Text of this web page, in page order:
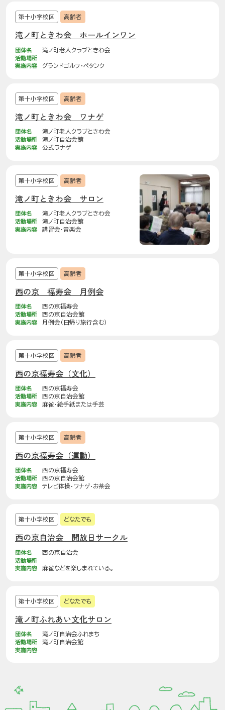
第十小学校区 高齢者
滝ノ町ときわ会 ホールインワン
団体名
滝ノ町老人クラブときわ会
活動場所
実施内容
グランドゴルフ・ペタンク
第十小学校区 高齢者
滝ノ町ときわ会 ワナゲ
団体名
滝ノ町老人クラブときわ会
活動場所
滝ノ町自治会館
実施内容
公式ワナゲ
第十小学校区 高齢者
滝ノ町ときわ会 サロン
団体名
滝ノ町老人クラブときわ会
活動場所
滝ノ町自治会館
実施内容
講習会・音楽会
第十小学校区 高齢者
西の京 福寿会 月例会
団体名
西の京福寿会
活動場所
西の京自治会館
実施内容
月例会（日帰り旅行含む）
第十小学校区 高齢者
西の京福寿会（文化）
団体名
西の京福寿会
活動場所
西の京自治会館
実施内容
麻雀・絵手紙または手芸
第十小学校区 高齢者
西の京福寿会（運動）
団体名
西の京福寿会
活動場所
西の京自治会館
実施内容
テレビ体操・ワナゲ・お茶会
第十小学校区 どなたでも
西の京自治会 開放日サークル
団体名
西の京自治会
活動場所
実施内容
麻雀などを楽しまれている。
第十小学校区 どなたでも
滝ノ町ふれあい文化サロン
団体名
滝ノ町自治会ふれまち
活動場所
滝ノ町自治会館
実施内容